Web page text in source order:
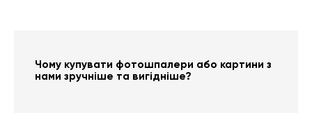
Чому купувати фотошпалери або картини з
нами зручніше та вигідніше?